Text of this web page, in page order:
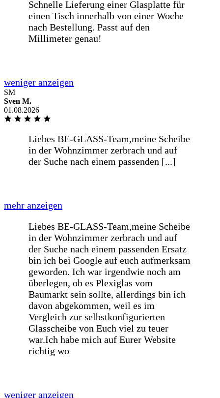
SM
Sven M.
01.08.2026
Prompte einwandfreie preiswerte
Lieferung
Prompte einwandfreie preiswerte
Lieferung
Wie immer sehr schnelle Lieferung
Wie immer sehr schnelle Lieferung
Danke
Schnelle Bearbeitung und sind auf die
Wünsche meines Liefertermin
eingegangen
Alles super gelaufen, von der Bestellung